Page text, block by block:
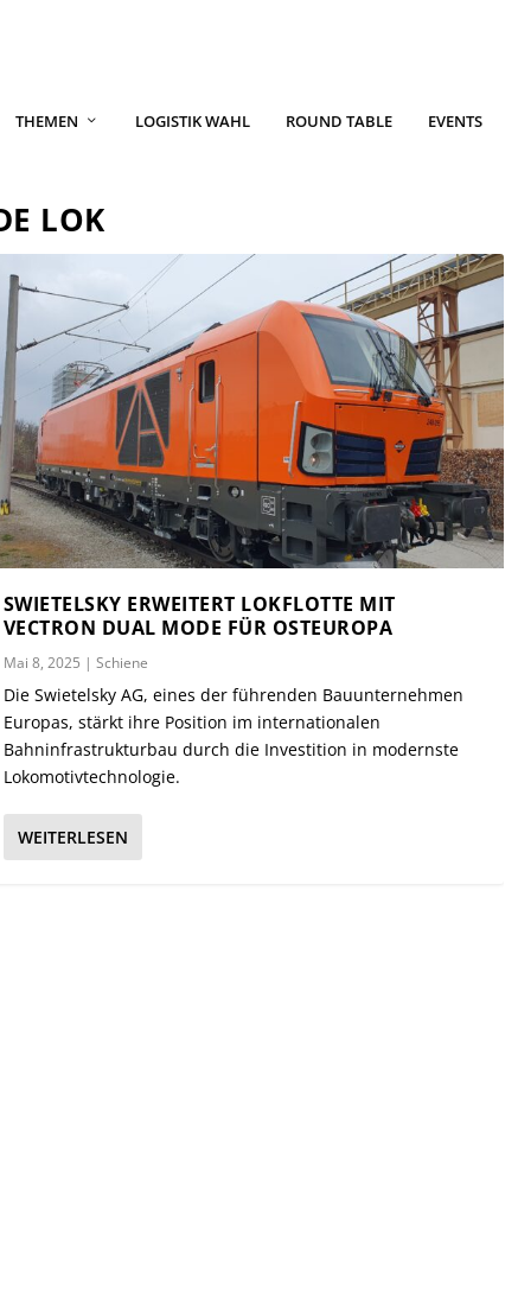
THEMEN LOGISTIK WAHL ROUND TABLE EVENTS
LOK
SWIETELSKY ERWEITERT LOKFLOTTE MIT
VECTRON DUAL MODE FÜR OSTEUROPA
Mai 8, 2025 | Schiene
Die Swietelsky AG, eines der führenden Bauunternehmen
Europas, stärkt ihre Position im internationalen
Bahninfrastrukturbau durch die Investition in modernste
Lokomotivtechnologie.
WEITERLESEN